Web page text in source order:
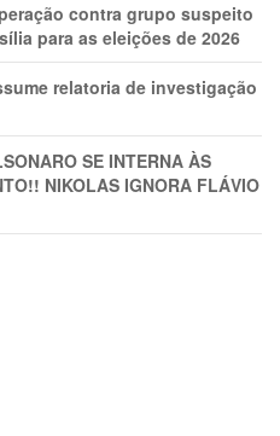
contra grupo suspeito
para as eleições de 2026
relatoria de investigação
SE INTERNA ÀS
NIKOLAS IGNORA FLÁVIO